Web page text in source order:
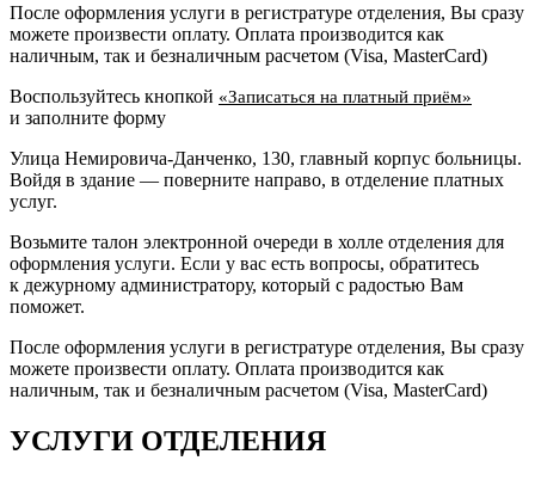
После оформления услуги в регистратуре отделения, Вы сразу
можете произвести оплату. Оплата производится как
наличным, так и безналичным расчетом (Visa, MasterCard)
Воспользуйтесь кнопкой «Записаться на платный приём»
и заполните форму
Улица Немировича-Данченко, 130, главный корпус больницы.
Войдя в здание — поверните направо, в отделение платных
услуг.
Возьмите талон электронной очереди в холле отделения для
оформления услуги. Если у вас есть вопросы, обратитесь
к дежурному администратору, который с радостью Вам
поможет.
После оформления услуги в регистратуре отделения, Вы сразу
можете произвести оплату. Оплата производится как
наличным, так и безналичным расчетом (Visa, MasterCard)
УСЛУГИ ОТДЕЛЕНИЯ